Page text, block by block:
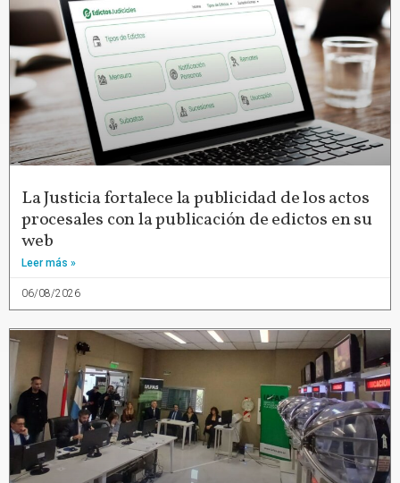
La Justicia fortalece la publicidad de los actos
procesales con la publicación de edictos en su
web
Leer más »
06/08/2026